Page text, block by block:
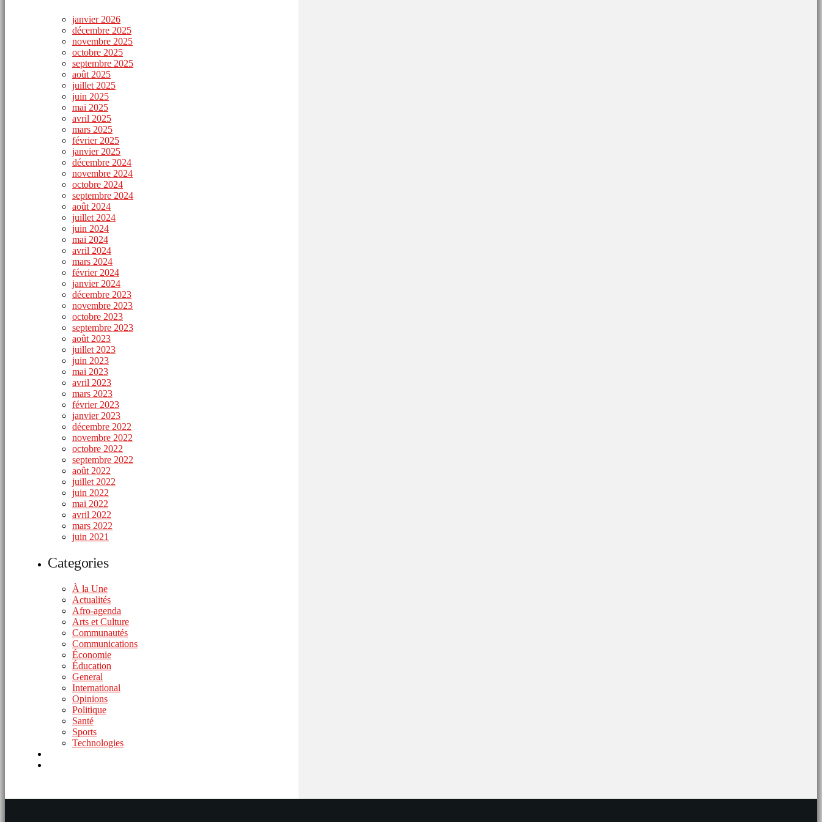
janvier 2026
décembre 2025
novembre 2025
octobre 2025
septembre 2025
août 2025
juillet 2025
juin 2025
mai 2025
avril 2025
mars 2025
février 2025
janvier 2025
décembre 2024
novembre 2024
octobre 2024
septembre 2024
août 2024
juillet 2024
juin 2024
mai 2024
avril 2024
mars 2024
février 2024
janvier 2024
décembre 2023
novembre 2023
octobre 2023
septembre 2023
août 2023
juillet 2023
juin 2023
mai 2023
avril 2023
mars 2023
février 2023
janvier 2023
décembre 2022
novembre 2022
octobre 2022
septembre 2022
août 2022
juillet 2022
juin 2022
mai 2022
avril 2022
mars 2022
juin 2021
Categories
À la Une
Actualités
Afro-agenda
Arts et Culture
Communautés
Communications
Économie
Éducation
General
International
Opinions
Politique
Santé
Sports
Technologies